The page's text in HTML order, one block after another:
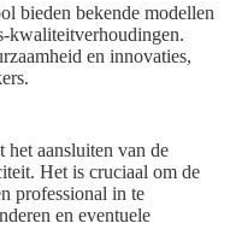
bieden bekende modellen
kwaliteitverhoudingen.
en innovaties,
het aansluiten van de
Het is cruciaal om de
professional in te
en eventuele